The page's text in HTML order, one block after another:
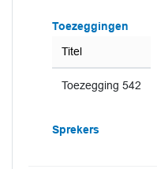
Toezeggingen
Titel
Toezegging 542
Sprekers